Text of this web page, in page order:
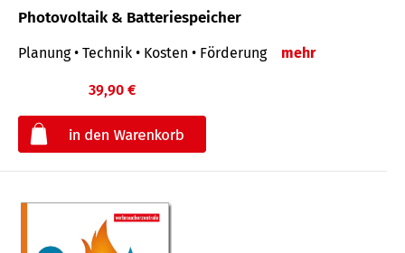
Photovoltaik & Batteriespeicher
Planung • Technik • Kosten • Förderung mehr
39,90 €